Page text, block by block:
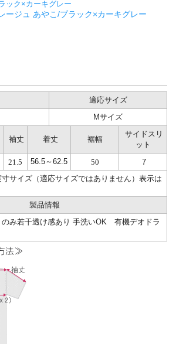
ック×カーキグレー
ージュ あやこ/ブラック×カーキグレー
適応サイズ
Mサイズ
袖丈 着丈 裾幅
サイドスリ
ット
21.5 56.5～62.5 50
7
サイズ（適応サイズではありません）表示は
製品情報
み若干透け感あり 手洗いOK 有機デオドラ